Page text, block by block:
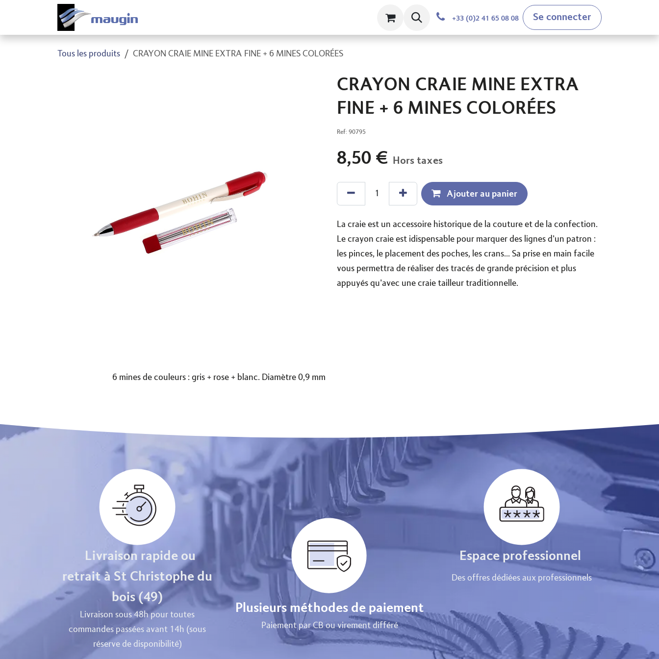
Se rendre au contenu
+33 (0)2 41 65 08 08 Se connecter
Tous les produits CRAYON CRAIE MINE EXTRA FINE + 6 MINES COLORÉES
CRAYON CRAIE MINE EXTRA
FINE + 6 MINES COLORÉES
Ref: 90795
8,50 € Hors taxes
Ajouter au panier
La craie est un accessoire historique de la couture et de la confection.
Le crayon craie est idispensable pour marquer des lignes d'un patron :
les pinces, le placement des poches, les crans... Sa prise en main facile
vous permettra de réaliser des tracés de grande précision et plus
appuyés qu'avec une craie tailleur traditionnelle.
6 mines de couleurs : gris + rose + blanc. Diamètre 0,9 mm
Plusieurs méthodes de paiement
Paiement par CB ou virement différé
Espace professionnel
Des offres dédiées aux professionnels
Livraison rapide ou
retrait à St Christophe du
bois (49)
Livraison sous 48h pour toutes
commandes passées avant 14h (sous
réserve de disponibilité)